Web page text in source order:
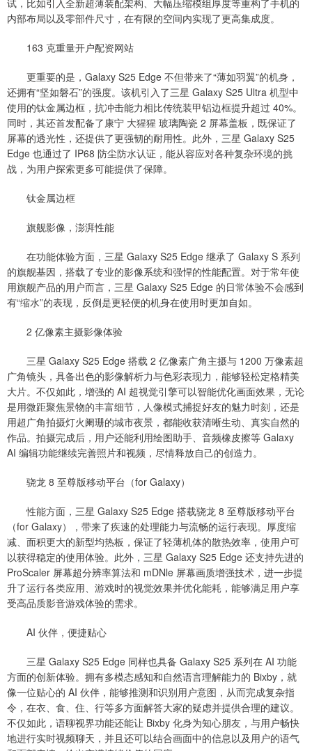
试，比如引入全新超薄装配架构、大幅压缩模组厚度等重构了手机的
内部布局以及零部件尺寸，在有限的空间内实现了更高集成度。
163 克重量开户配资网站
更重要的是，Galaxy S25 Edge 不但带来了“薄如羽翼”的机身，
还拥有“坚如磐石”的强度。该机引入了三星 Galaxy S25 Ultra 机型中
使用的钛金属边框，抗冲击能力相比传统装甲铝边框提升超过 40%。
同时，其还首发配备了康宁 大猩猩 玻璃陶瓷 2 屏幕盖板，既保证了
屏幕的透光性，还提供了更强韧的耐用性。此外，三星 Galaxy S25
Edge 也通过了 IP68 防尘防水认证，能从容应对各种复杂环境的挑
战，为用户探索更多可能提供了保障。
钛金属边框
旗舰影像，澎湃性能
在功能体验方面，三星 Galaxy S25 Edge 继承了 Galaxy S 系列
的旗舰基因，搭载了专业的影像系统和强悍的性能配置。对于常年使
用旗舰产品的用户而言，三星 Galaxy S25 Edge 的日常体验不会感到
有“缩水”的表现，反倒是更轻便的机身在使用时更加自如。
2 亿像素主摄影像体验
三星 Galaxy S25 Edge 搭载 2 亿像素广角主摄与 1200 万像素超
广角镜头，具备出色的影像解析力与色彩表现力，能够轻松定格精美
大片。不仅如此，增强的 AI 超视觉引擎可以智能优化画面效果，无论
是用微距聚焦景物的丰富细节，人像模式捕捉好友的魅力时刻，还是
用超广角拍摄灯火阑珊的城市夜景，都能收获清晰生动、真实自然的
作品。拍摄完成后，用户还能利用绘图助手、音频橡皮擦等 Galaxy
AI 编辑功能继续完善照片和视频，尽情释放自己的创造力。
骁龙 8 至尊版移动平台（for Galaxy）
性能方面，三星 Galaxy S25 Edge 搭载骁龙 8 至尊版移动平台
（for Galaxy），带来了疾速的处理能力与流畅的运行表现。厚度缩
减、面积更大的新型均热板，保证了轻薄机体的散热效率，使用户可
以获得稳定的使用体验。此外，三星 Galaxy S25 Edge 还支持先进的
ProScaler 屏幕超分辨率算法和 mDNle 屏幕画质增强技术，进一步提
升了运行各类应用、游戏时的视觉效果并优化能耗，能够满足用户享
受高品质影音游戏体验的需求。
AI 伙伴，便捷贴心
三星 Galaxy S25 Edge 同样也具备 Galaxy S25 系列在 AI 功能
方面的创新体验。拥有多模态感知和自然语言理解能力的 Bixby，就
像一位贴心的 AI 伙伴，能够推测和识别用户意图，从而完成复杂指
令，在衣、食、住、行等多方面解答大家的疑虑并提供合理的建议。
不仅如此，语聊视界功能还能让 Bixby 化身为知心朋友，与用户畅快
地进行实时视频聊天，并且还可以结合画面中的信息以及用户的语气